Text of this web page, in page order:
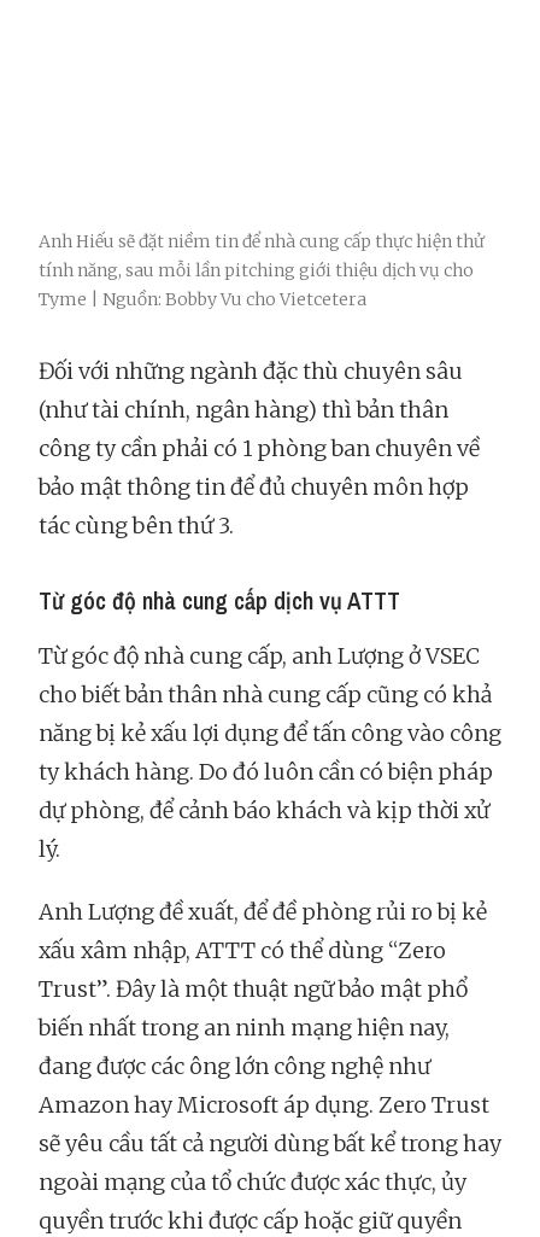
Anh Hiếu sẽ đặt niềm tin để nhà cung cấp thực hiện thử
tính năng, sau mỗi lần pitching giới thiệu dịch vụ cho
Tyme | Nguồn: Bobby Vu cho Vietcetera
Đối với những ngành đặc thù chuyên sâu
(như tài chính, ngân hàng) thì bản thân
công ty cần phải có 1 phòng ban chuyên về
bảo mật thông tin để đủ chuyên môn hợp
tác cùng bên thứ 3.
Từ góc độ nhà cung cấp dịch vụ ATTT
Từ góc độ nhà cung cấp, anh Lượng ở VSEC
cho biết bản thân nhà cung cấp cũng có khả
năng bị kẻ xấu lợi dụng để tấn công vào công
ty khách hàng. Do đó luôn cần có biện pháp
dự phòng, để cảnh báo khách và kịp thời xử
lý.
Anh Lượng đề xuất, để đề phòng rủi ro bị kẻ
xấu xâm nhập, ATTT có thể dùng “Zero
Trust”. Đây là một thuật ngữ bảo mật phổ
biến nhất trong an ninh mạng hiện nay,
đang được các ông lớn công nghệ như
Amazon hay Microsoft áp dụng. Zero Trust
sẽ yêu cầu tất cả người dùng bất kể trong hay
ngoài mạng của tổ chức được xác thực, ủy
quyền trước khi được cấp hoặc giữ quyền